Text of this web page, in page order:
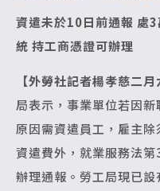
資遣未於10日前通報 處
統 持工商憑證可辦理
【外勞社記者楊孝慈二月
局表示，事業單位若因
原因需資遣員工，雇主除
資遣費外，就業服務法
辦理通報。勞工局現已